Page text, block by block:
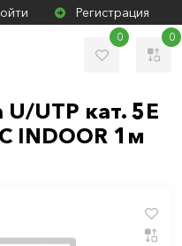
Регистрация
0 0
UTP кат. 5E
INDOOR 1м